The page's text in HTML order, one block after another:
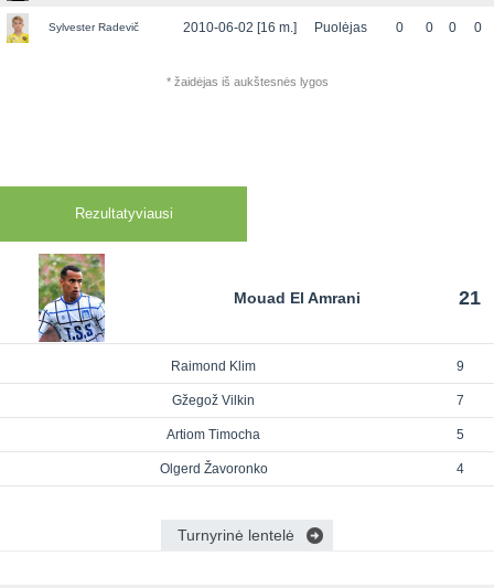
Sylvester Radevič 2010-06-02 [16 m.] Puolėjas 0 0 0 0
* žaidėjas iš aukštesnės lygos
Rezultatyviausi
Mouad El Amrani 21
Raimond Klim 9
Gžegož Vilkin 7
Artiom Timocha 5
Olgerd Žavoronko 4
Turnyrinė lentelė